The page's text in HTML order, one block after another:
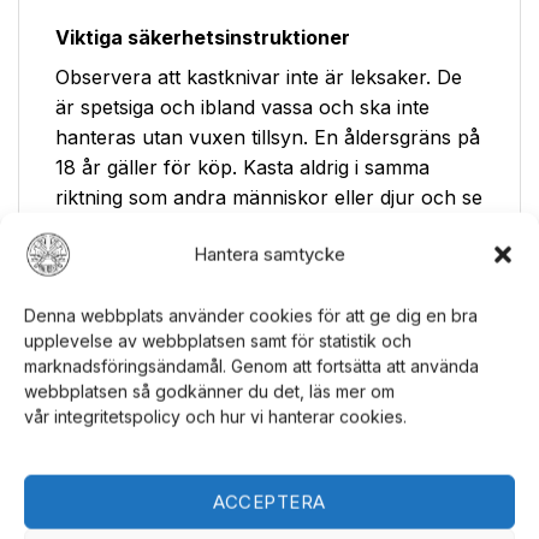
Hantera samtycke
Denna webbplats använder cookies för att ge dig en bra
upplevelse av webbplatsen samt för statistik och
marknadsföringsändamål. Genom att fortsätta att använda
webbplatsen så godkänner du det, läs mer om
vår integritetspolicy och hur vi hanterar cookies.
ACCEPTERA
Viktiga säkerhetsinstruktioner
Observera att kastknivar inte är leksaker. De
är spetsiga och ibland vassa och ska inte
hanteras utan vuxen tillsyn. En åldersgräns på
18 år gäller för köp. Kasta aldrig i samma
riktning som andra människor eller djur och se
av måltavlan. För din säkerhet, besök
användning av kastknivar.
Användning och underhåll
Dessa kastknivar är endast avsedda att kastas
under 10 tum som inte väger mycket kan med
fördel kastas mot vanliga piltavlor. För större
och tyngre tävlingsknivar rekommenderas en